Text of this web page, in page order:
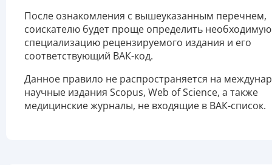
После ознакомления с вышеуказанным перечнем,
соискателю будет проще определить необходимую
специализацию рецензируемого издания и его
соответствующий ВАК-код.
Данное правило не распространяется на
научные издания Scopus, Web of Science, а также
медицинские журналы, не входящие в ВАК-список.